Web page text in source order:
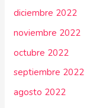
diciembre 2022
noviembre 2022
octubre 2022
septiembre 2022
agosto 2022